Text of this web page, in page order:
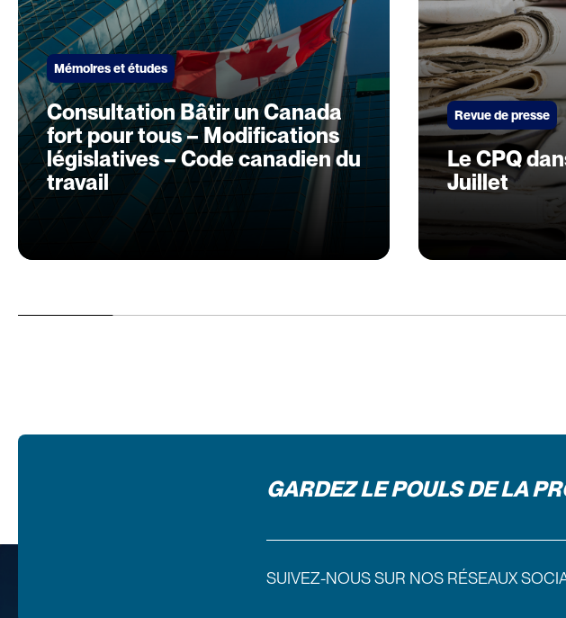
Mémoires et études
Consultation Bâtir un Canada
fort pour tous – Modifications
législatives – Code canadien du
travail
Revue de presse
Le CPQ
Juillet
GARDEZ LE POULS DE LA
SUIVEZ-NOUS SUR NOS RÉSEAUX